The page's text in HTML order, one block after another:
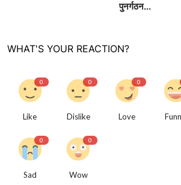
पुनर्गठन...
WHAT'S YOUR REACTION?
0
Like
0
Dislike
0
Love
0
Sad
0
Wow